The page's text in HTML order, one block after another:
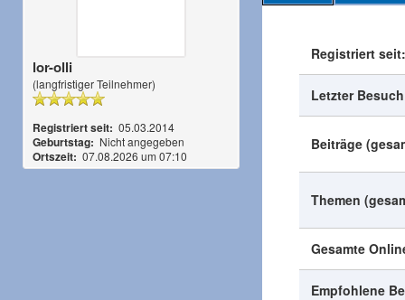
lor-olli
(langfristiger Teilnehmer)
Registriert seit: 05.03.2014
Geburtstag: Nicht angegeben
Ortszeit: 07.08.2026 um 07:10
Registriert seit:
Letzter
Beiträge
Themen
Gesamte
Empfohlene